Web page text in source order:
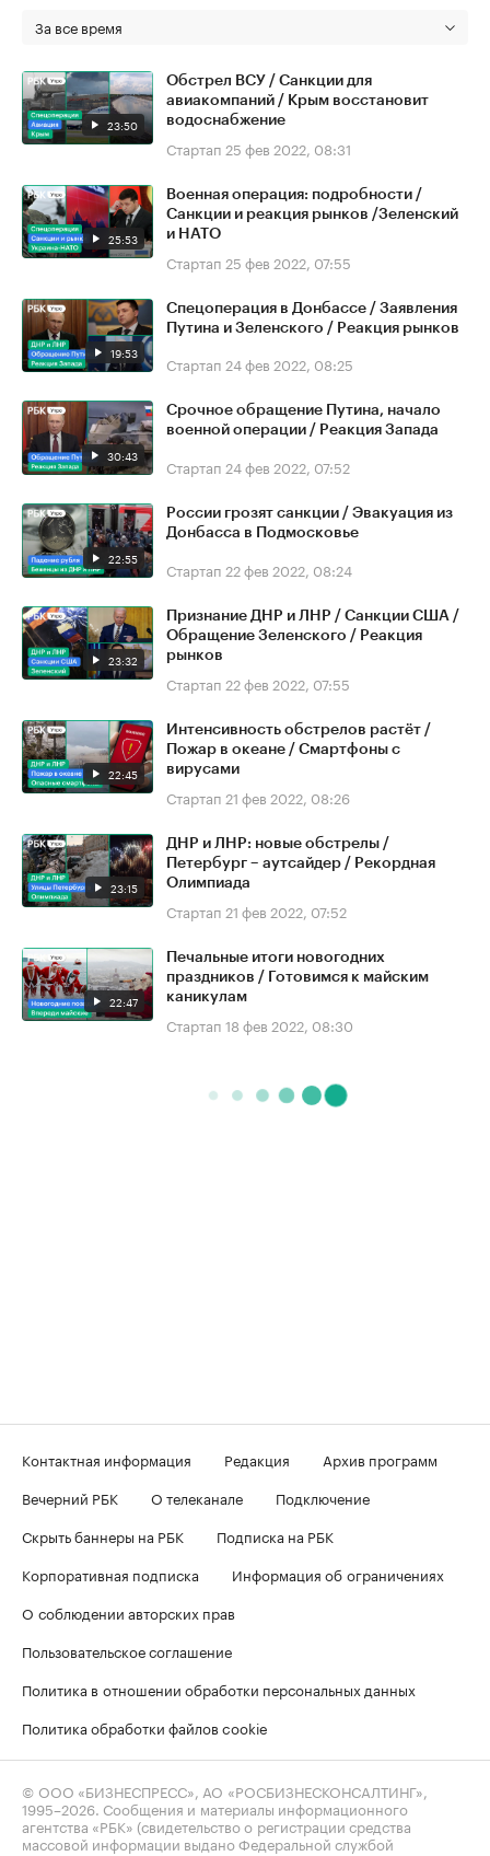
За все время
23:50
Обстрел ВСУ / Санкции для
авиакомпаний / Крым восстановит
водоснабжение
Стартап 25 фев 2022, 08:31
25:53
Военная операция: подробности /
Санкции и реакция рынков /Зеленский
и НАТО
Стартап 25 фев 2022, 07:55
19:53
Спецоперация в Донбассе / Заявления
Путина и Зеленского / Реакция рынков
Стартап 24 фев 2022, 08:25
30:43
Срочное обращение Путина, начало
военной операции / Реакция Запада
Стартап 24 фев 2022, 07:52
22:55
России грозят санкции / Эвакуация из
Донбасса в Подмосковье
Стартап 22 фев 2022, 08:24
23:32
Признание ДНР и ЛНР / Санкции США /
Обращение Зеленского / Реакция
рынков
Стартап 22 фев 2022, 07:55
22:45
Интенсивность обстрелов растёт /
Пожар в океане / Смартфоны с
вирусами
Стартап 21 фев 2022, 08:26
23:15
ДНР и ЛНР: новые обстрелы /
Петербург – аутсайдер / Рекордная
Олимпиада
Стартап 21 фев 2022, 07:52
22:47
Печальные итоги новогодних
праздников / Готовимся к майским
каникулам
Стартап 18 фев 2022, 08:30
Контактная информация Редакция
Архив программ
Вечерний РБК
О телеканале
Подключение
Скрыть баннеры на РБК
Подписка на РБК
Корпоративная подписка
Информация об ограничениях
О соблюдении авторских прав
Пользовательское соглашение
Политика в отношении обработки персональных данных
Политика обработки файлов cookie
© ООО «БИЗНЕСПРЕСС», АО «РОСБИЗНЕСКОНСАЛТИНГ»,
1995–2026 . Сообщения и материалы информационного
агентства «РБК» (свидетельство о регистрации средства
массовой информации выдано Федеральной службой